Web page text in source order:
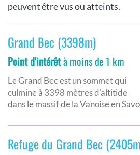
peuvent être vus ou atteints.
Grand Bec (3398m)
Point d'intérêtà moins de 1 km
Le Grand Bec est un sommet qui
culmine à 3398 mètres d'altitide
dans le massif de la Vanoise en
Refuge du Grand Bec